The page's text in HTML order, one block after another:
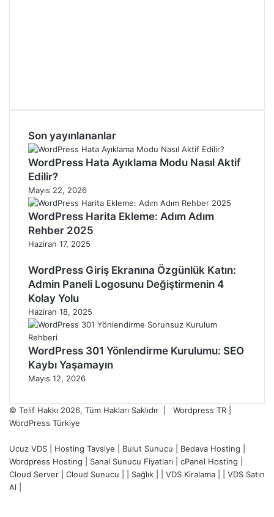
Son yayınlananlar
WordPress Hata Ayıklama Modu Nasıl Aktif
Edilir?
Mayıs 22, 2026
WordPress Harita Ekleme: Adım Adım
Rehber 2025
Haziran 17, 2025
WordPress Giriş Ekranına Özgünlük Katın:
Admin Paneli Logosunu Değiştirmenin 4
Kolay Yolu
Haziran 18, 2025
WordPress 301 Yönlendirme Kurulumu: SEO
Kaybı Yaşamayın
Mayıs 12, 2026
© Telif Hakkı 2026, Tüm Hakları Saklıdır | Wordpress TR |
WordPress Türkiye
Ucuz VDS Hosting Tavsiye Bulut Sunucu Bedava Hosting
Wordpress Hosting
Sanal Sunucu Fiyatları cPanel Hosting
Cloud Server
Cloud Sunucu Sağlık VDS Kiralama
VDS Satın
Al